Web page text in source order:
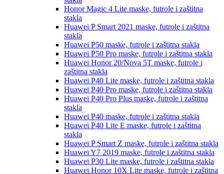
Honor Magic 4 Lite maske, futrole i zaštitna
stakla
Huawei P Smart 2021 maske, futrole i zaštitna
stakla
Huawei P50 maske, futrole i zaštitna stakla
Huawei P50 Pro maske, futrole i zaštitna stakla
Huawei Honor 20/Nova 5T maske, futrole i
zaštitna stakla
Huawei P40 Lite maske, futrole i zaštitna stakla
Huawei P40 Pro maske, futrole i zaštitna stakla
Huawei P40 Pro Plus maske, futrole i zaštitna
stakla
Huawei P40 maske, futrole i zaštitna stakla
Huawei P40 Lite E maske, futrole i zaštitna
stakla
Huawei P Smart Z maske, futrole i zaštitna stakla
Huawei Y7 2019 maske, futrole i zaštitna stakla
Huawei P30 Lite maske, futrole i zaštitna stakla
Huawei Honor 10X Lite maske, futrole i zaštitna